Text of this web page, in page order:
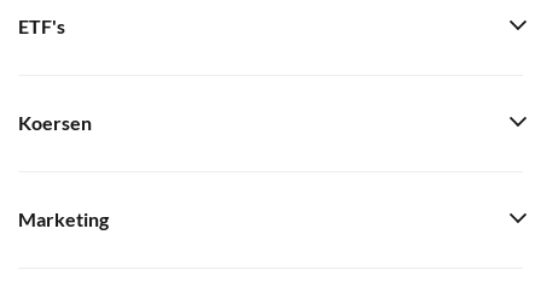
ETF's
Koersen
Marketing